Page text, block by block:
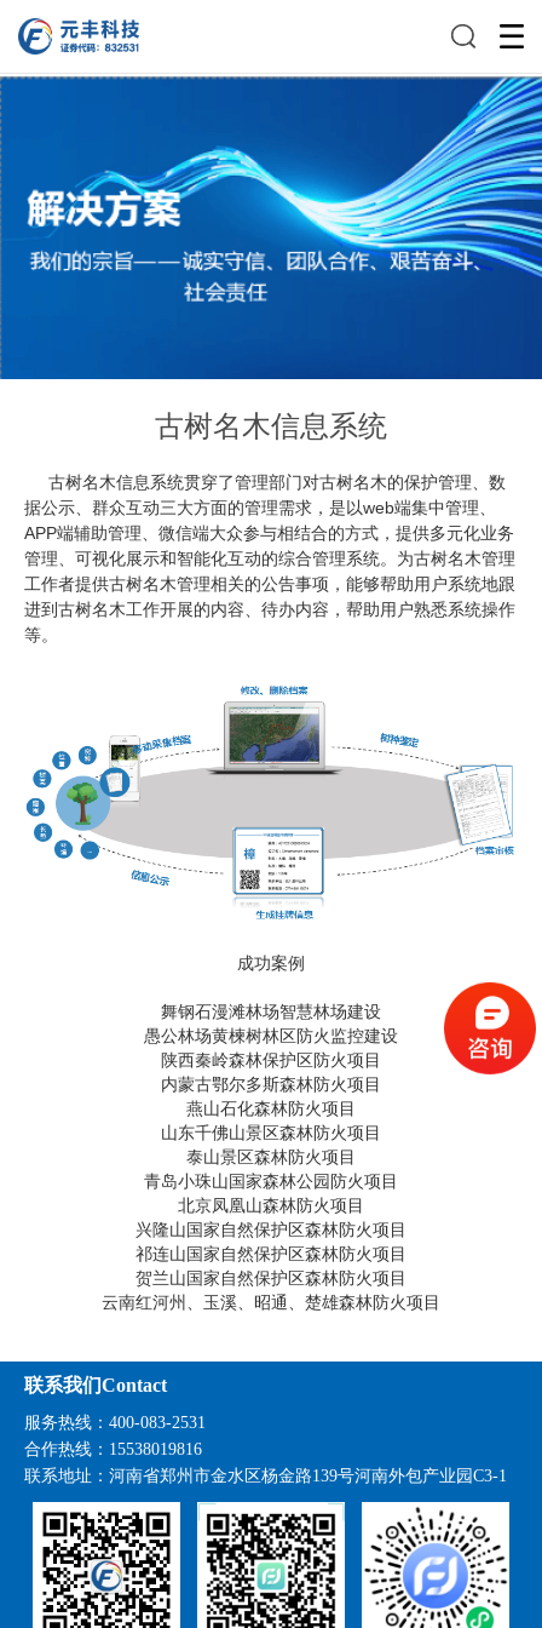
古树名木信息系统
古树名木信息系统贯穿了管理部门对古树名木的保护管理、数
据公示、群众互动三大方面的管理需求，是以web端集中管理、
APP端辅助管理、微信端大众参与相结合的方式，提供多元化业务
管理、可视化展示和智能化互动的综合管理系统。为古树名木管理
工作者提供古树名木管理相关的公告事项，能够帮助用户系统地跟
进到古树名木工作开展的内容、待办内容，帮助用户熟悉系统操作
等。
成功案例
舞钢石漫滩林场智慧林场建设
愚公林场黄楝树林区防火监控建设
陕西秦岭森林保护区防火项目
内蒙古鄂尔多斯森林防火项目
燕山石化森林防火项目
山东千佛山景区森林防火项目
泰山景区森林防火项目
青岛小珠山国家森林公园防火项目
北京凤凰山森林防火项目
兴隆山国家自然保护区森林防火项目
祁连山国家自然保护区森林防火项目
贺兰山国家自然保护区森林防火项目
云南红河州、玉溪、昭通、楚雄森林防火项目
联系我们Contact
服务热线：400-083-2531
合作热线：15538019816
联系地址： 河南省郑州市金水区杨金路139号河南外包产业园C3-1